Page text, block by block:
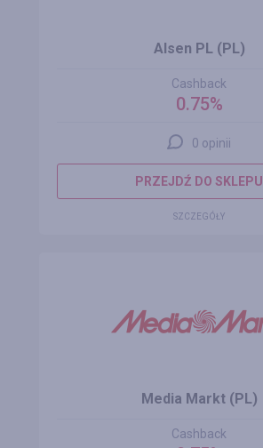
Alsen PL (PL)
Cashback
0.75%
0 opinii
PRZEJDŹ DO SKLEPU
SZCZEGÓŁY
Media Markt (PL)
Cashback